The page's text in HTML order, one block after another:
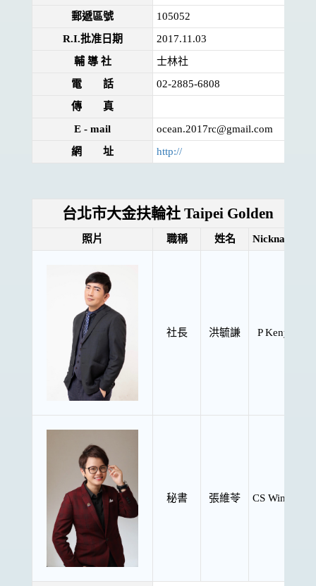
郵遞區號
105052
R.I.批准日期
2017.11.03
輔 導 社
士林社
電 話
02-2885-6808
傳 真
E - mail
ocean.2017rc@gmail.com
網 址
http://
台北市大金扶輪社 Taipei Golden
照片 職稱 姓名 Nickname
社長 洪毓謙 P Kenya
秘書 張維苓 CS Winnie